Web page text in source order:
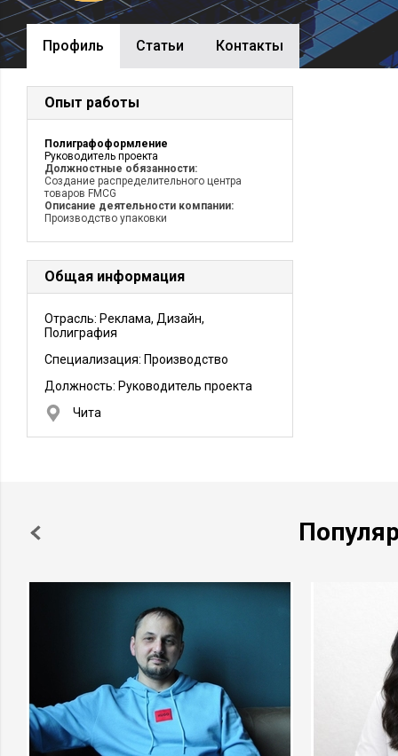
Профиль Cтатьи Контакты
Опыт работы
Полиграфоформление
Руководитель проекта
Должностные обязанности:
Создание распределительного центра
товаров FMCG
Описание деятельности компании:
Производство упаковки
Общая информация
Отрасль: Реклама, Дизайн,
Полиграфия
Специализация: Производство
Должность: Руководитель проекта
Чита